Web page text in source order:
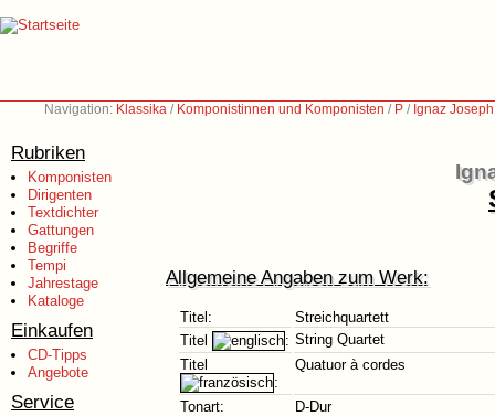
Navigation: Klassika / Komponistinnen und Komponisten / P / Ignaz
Rubriken
Komponisten
Dirigenten
Textdichter
Gattungen
Begriffe
Tempi
Jahrestage
Kataloge
Einkaufen
CD-Tipps
Angebote
Service
Allgemeine Angaben zum Werk:
Titel:
Streichquartett
Titel
: String Quartet
Titel
:
Quatuor à cordes
Tonart:
D-Dur